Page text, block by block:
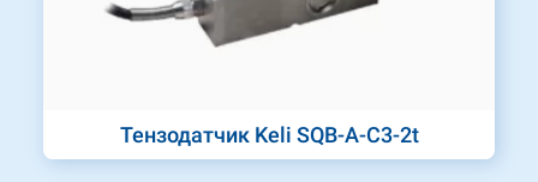
Тензодатчик Keli SQB-A-C3-2t